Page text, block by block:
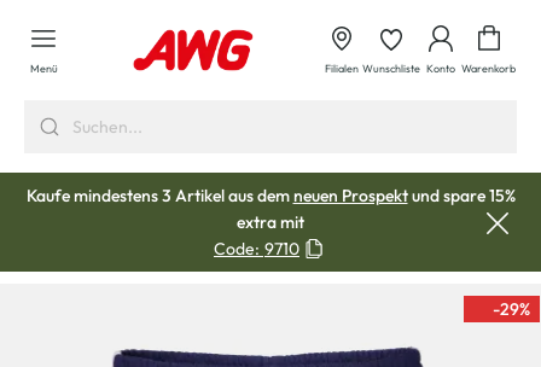
springen
Menü Filialen Wunschliste Konto Warenkorb
Kaufe mindestens 3 Artikel aus demneuen Prospektund spare 15%
extra mit
Code: 9710
-29%